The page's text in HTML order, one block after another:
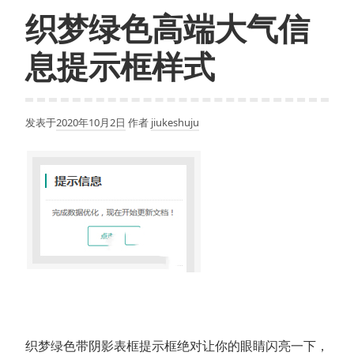
织梦绿色高端大气信
息提示框样式
发表于2020年10月2日 作者 jiukeshuju
织梦绿色带阴影表框提示框绝对让你的眼睛闪亮一下，